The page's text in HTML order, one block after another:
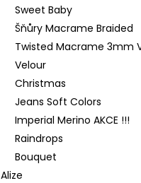
Sweet Baby
Šňůry Macrame Braided
Twisted Macrame 3mm
Velour
Christmas
Jeans Soft Colors
Imperial Merino AKCE !!!
Raindrops
Bouquet
Alize